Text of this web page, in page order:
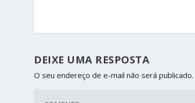
DEIXE UMA RESPOSTA
O seu endereço de e-mail não será publicado.